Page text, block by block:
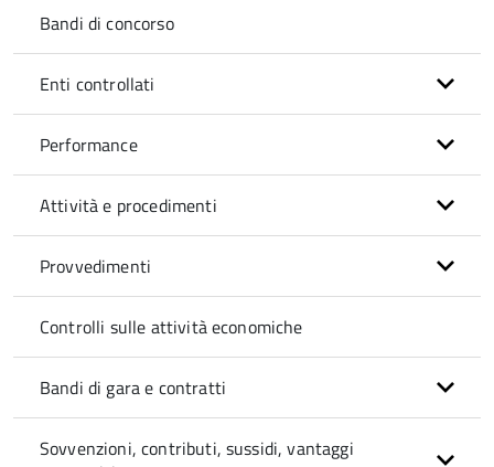
Bandi di concorso
Enti controllati
Performance
Attività e procedimenti
Provvedimenti
Controlli sulle attività economiche
Bandi di gara e contratti
Sovvenzioni, contributi, sussidi, vantaggi